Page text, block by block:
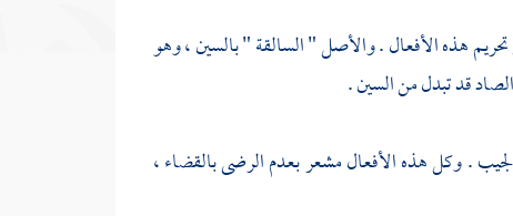
هذه الأفعال . والأصل " السالقة " بالسين ، وهو
قد تبدل من السين .
. وكل هذه الأفعال مشعر بعدم الرضى بالقضاء ،